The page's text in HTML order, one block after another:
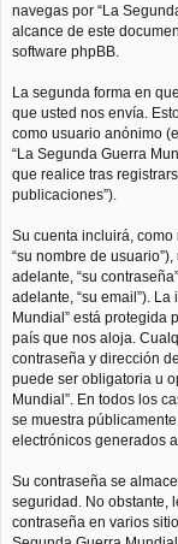
navegas por “La
alcance de este
software phpBB.
La segunda forma en
que usted nos envía.
como usuario anónimo
“La Segunda Guerra
que realice tras
publicaciones”).
Su cuenta incluirá,
“su nombre de
adelante, “su
adelante, “su email”).
Mundial” está protegida
país que nos aloja.
contraseña y dirección
puede ser obligatoria u
Mundial”. En todos los
se muestra
electrónicos generados
Su contraseña se
seguridad. No obstante,
contraseña en varios